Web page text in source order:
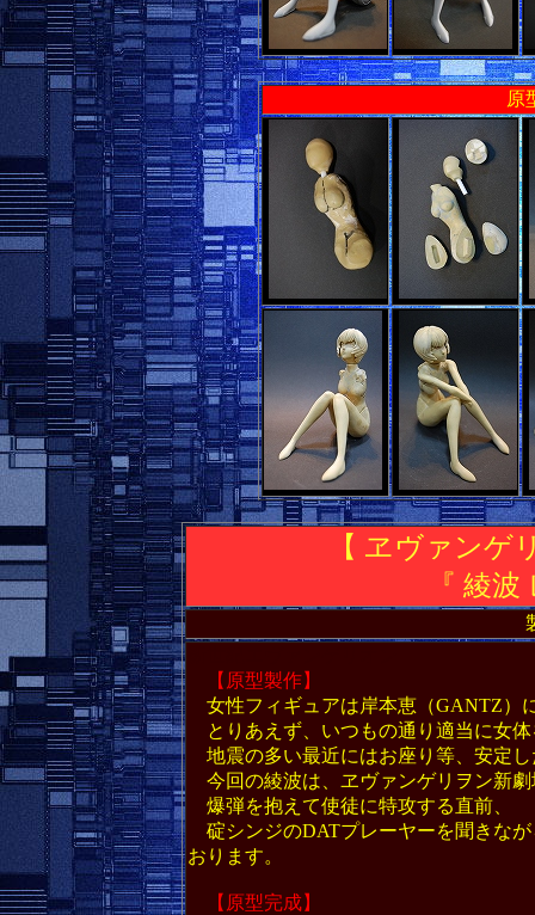
原
【 ヱヴァンゲ
『 綾波
【原型製作】
女性フィギュアは岸本恵（GANTZ）
とりあえず、いつもの通り適当に女
地震の多い最近にはお座り等、安定
今回の綾波は、ヱヴァンゲリヲン新
爆弾を抱えて使徒に特攻する直前、
碇シンジのDATプレーヤーを聞きな
おります。
【原型完成】